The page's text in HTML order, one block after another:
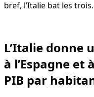
bref, l’Italie bat les trois.
L’Italie donne
à l’Espagne et
PIB par